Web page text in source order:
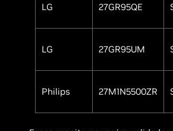
LG 27GR95QE
LG 27GR95UM
Philips 27M1N5500ZR